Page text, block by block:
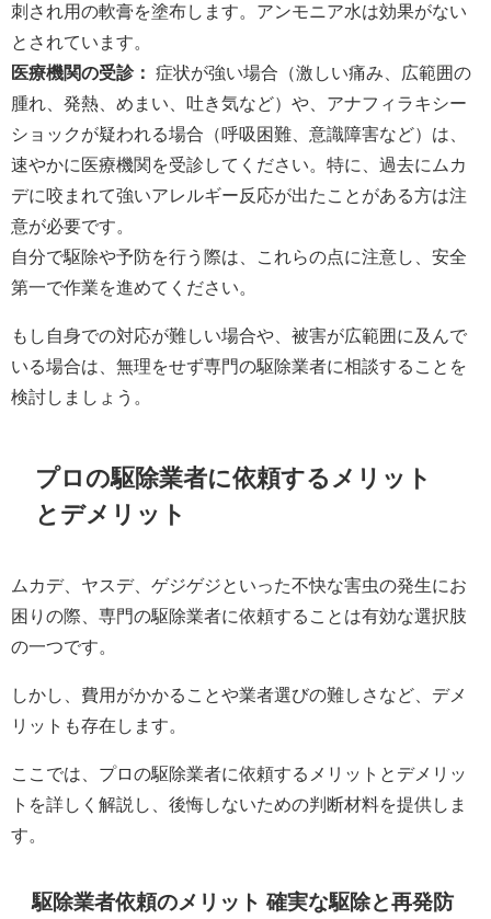
刺され用の軟膏を塗布します。アンモニア水は効果がない
とされています。
医療機関の受診：
症状が強い場合（激しい痛み、広範囲の
腫れ、発熱、めまい、吐き気など）や、アナフィラキシー
ショックが疑われる場合（呼吸困難、意識障害など）は、
速やかに医療機関を受診してください。特に、過去にムカ
デに咬まれて強いアレルギー反応が出たことがある方は注
意が必要です。
自分で駆除や予防を行う際は、これらの点に注意し、安全
第一で作業を進めてください。
もし自身での対応が難しい場合や、被害が広範囲に及んで
いる場合は、無理をせず専門の駆除業者に相談することを
検討しましょう。
プロの駆除業者に依頼するメリット
とデメリット
ムカデ、ヤスデ、ゲジゲジといった不快な害虫の発生にお
困りの際、専門の駆除業者に依頼することは有効な選択肢
の一つです。
しかし、費用がかかることや業者選びの難しさなど、デメ
リットも存在します。
ここでは、プロの駆除業者に依頼するメリットとデメリッ
トを詳しく解説し、後悔しないための判断材料を提供しま
す。
駆除業者依頼のメリット 確実な駆除と再発防